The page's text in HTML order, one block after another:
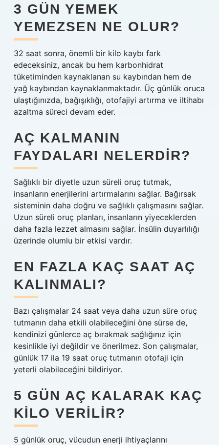
3 GÜN YEMEK
YEMEZSEN NE OLUR?
32 saat sonra, önemli bir kilo kaybı fark
edeceksiniz, ancak bu hem karbonhidrat
tüketiminden kaynaklanan su kaybından hem de
yağ kaybından kaynaklanmaktadır. Üç günlük oruca
ulaştığınızda, bağışıklığı, otofajiyi artırma ve iltihabı
azaltma süreci devam eder.
AÇ KALMANIN
FAYDALARI NELERDIR?
Sağlıklı bir diyetle uzun süreli oruç tutmak,
insanların enerjilerini artırmalarını sağlar. Bağırsak
sisteminin daha doğru ve sağlıklı çalışmasını sağlar.
Uzun süreli oruç planları, insanların yiyeceklerden
daha fazla lezzet almasını sağlar. İnsülin duyarlılığı
üzerinde olumlu bir etkisi vardır.
EN FAZLA KAÇ SAAT AÇ
KALINMALI?
Bazı çalışmalar 24 saat veya daha uzun süre oruç
tutmanın daha etkili olabileceğini öne sürse de,
kendinizi günlerce aç bırakmak sağlığınız için
kesinlikle iyi değildir ve önerilmez. Son çalışmalar,
günlük 17 ila 19 saat oruç tutmanın otofaji için
yeterli olabileceğini bildiriyor.
5 GÜN AÇ KALARAK KAÇ
KILO VERILIR?
5 günlük oruç, vücudun enerji ihtiyaçlarını